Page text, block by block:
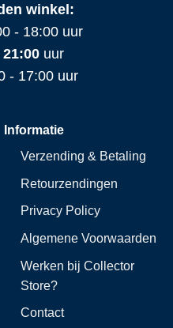
winkel:
- 18:00 uur
21:00uur
- 17:00 uur
Informatie
Verzending & Betaling
Retourzendingen
Privacy Policy
Algemene Voorwaarden
Werken bij Collector
Store?
Contact